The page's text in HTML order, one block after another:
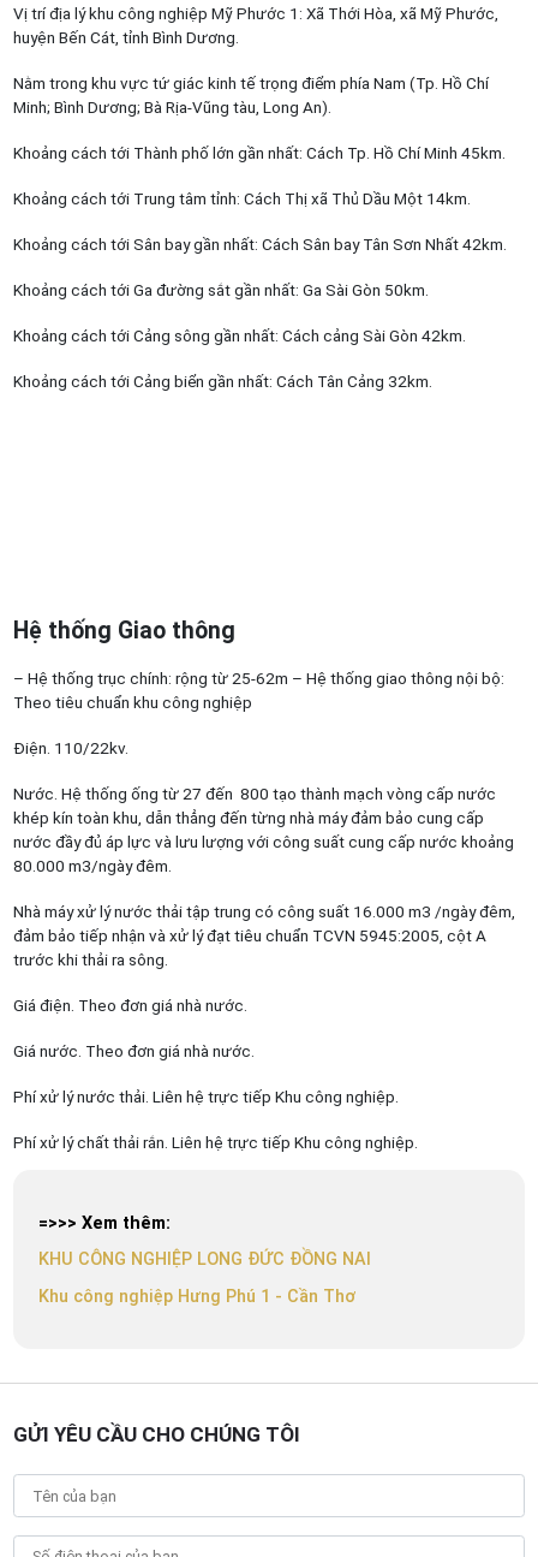
Vị trí địa lý khu công nghiệp Mỹ Phước 1: Xã Thới Hòa, xã Mỹ Phước,
huyện Bến Cát, tỉnh Bình Dương.
Nằm trong khu vực tứ giác kinh tế trọng điểm phía Nam (Tp. Hồ Chí
Minh; Bình Dương; Bà Rịa-Vũng tàu, Long An).
Khoảng cách tới Thành phố lớn gần nhất: Cách Tp. Hồ Chí Minh 45km.
Khoảng cách tới Trung tâm tỉnh: Cách Thị xã Thủ Dầu Một 14km.
Khoảng cách tới Sân bay gần nhất: Cách Sân bay Tân Sơn Nhất 42km.
Khoảng cách tới Ga đường sắt gần nhất: Ga Sài Gòn 50km.
Khoảng cách tới Cảng sông gần nhất: Cách cảng Sài Gòn 42km.
Khoảng cách tới Cảng biển gần nhất: Cách Tân Cảng 32km.
Hệ thống Giao thông
– Hệ thống trục chính: rộng từ 25-62m – Hệ thống giao thông nội bộ:
Theo tiêu chuẩn khu công nghiệp
Điện. 110/22kv.
Nước. Hệ thống ống từ 27 đến 800 tạo thành mạch vòng cấp nước
khép kín toàn khu, dẫn thẳng đến từng nhà máy đảm bảo cung cấp
nước đầy đủ áp lực và lưu lượng với công suất cung cấp nước khoảng
80.000 m3/ngày đêm.
Nhà máy xử lý nước thải tập trung có công suất 16.000 m3 /ngày đêm,
đảm bảo tiếp nhận và xử lý đạt tiêu chuẩn TCVN 5945:2005, cột A
trước khi thải ra sông.
Giá điện. Theo đơn giá nhà nước.
Giá nước. Theo đơn giá nhà nước.
Phí xử lý nước thải. Liên hệ trực tiếp Khu công nghiệp.
Phí xử lý chất thải rắn. Liên hệ trực tiếp Khu công nghiệp.
=>>> Xem thêm:
KHU CÔNG NGHIỆP LONG ĐỨC ĐỒNG NAI
Khu công nghiệp Hưng Phú 1 - Cần Thơ
GỬI YÊU CẦU CHO CHÚNG TÔI